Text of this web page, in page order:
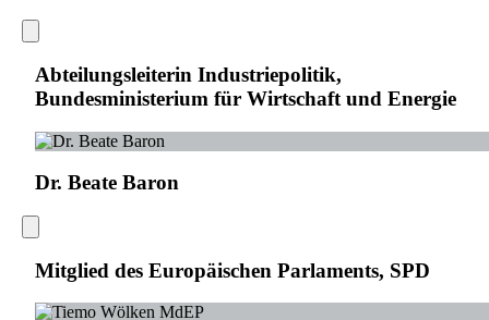
Abteilungsleiterin Industriepolitik,
Bundesministerium für Wirtschaft und Energie
Dr. Beate Baron
Mitglied des Europäischen Parlaments, SPD